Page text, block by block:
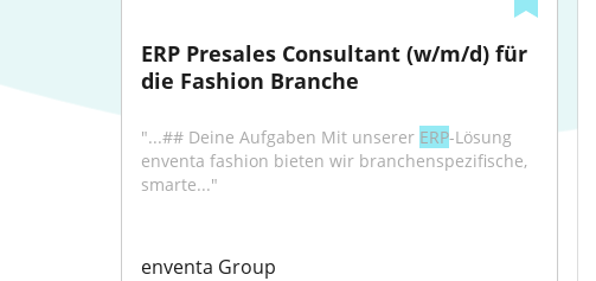
ERP Presales Consultant (w/m/d) für
die Fashion Branche
"...## Deine Aufgaben Mit unserer ERP-Lösung
enventa fashion bieten wir branchenspezifische,
smarte..."
enventa Group